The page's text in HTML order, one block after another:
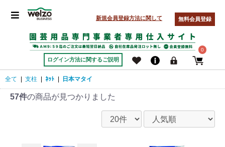
新規会員登録方法に関して 無料会員登録
ログイン方法に関するご説明
0
全て | 支柱 | ﾈｯﾄ | 日本マタイ
57件の商品が見つかりました